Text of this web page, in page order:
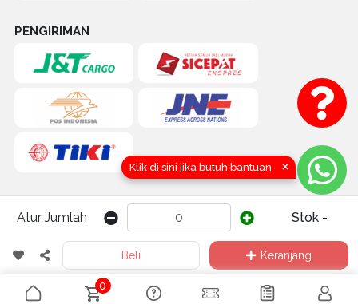
Klik di sini jika butuh bantuan ×
Atur Jumlah Stok -
Beli Keranjang
PENGIRIMAN
COPYRIGHT (C) 2016-2026 by TOKOQUICK.ID | CV. KARYA HIDUP
SENTOSA (QUICK TRAKTOR) Yogyakarta, Indonesia
0